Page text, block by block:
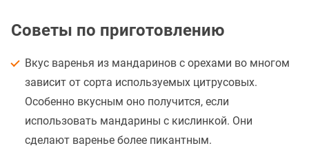
Советы по приготовлению
Вкус варенья из мандаринов с орехами во многом
зависит от сорта используемых цитрусовых.
Особенно вкусным оно получится, если
использовать мандарины с кислинкой. Они
сделают варенье более пикантным.